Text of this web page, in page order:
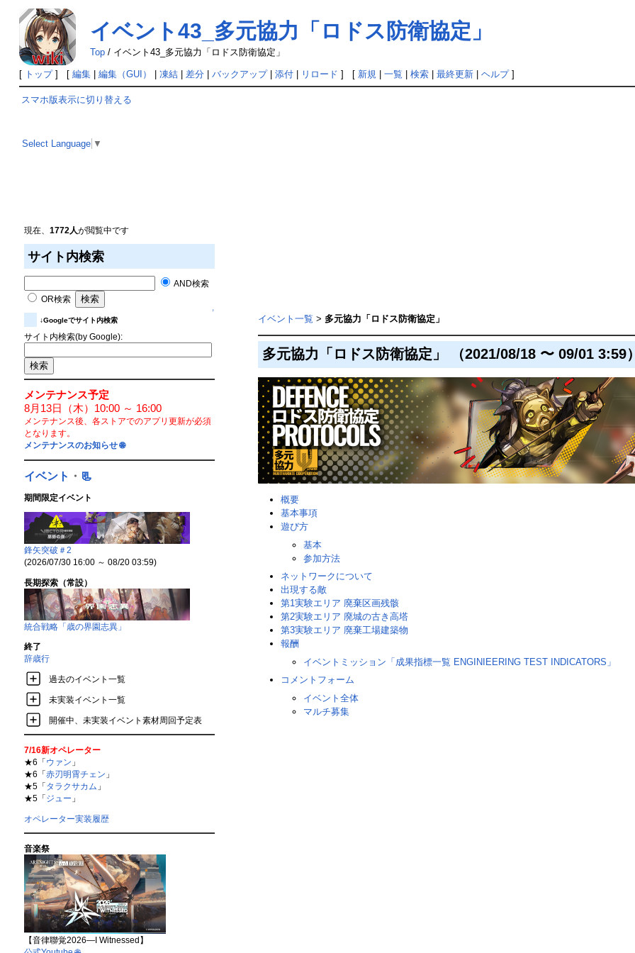
イベント43_多元協力「ロドス防衛協定」
Top/ イベント43_多元協力「ロドス防衛協定」
[ トップ] [ 編集| 編集（GUI） 凍結| 差分| バックアップ| 添付| リロード ] [ 新規| 一覧 検索| 最終更新| ヘルプ]
スマホ版表示に切り替える
Select Language ▼
現在、 1772人が閲覧中です
サイト内検索
AND検索
OR検索
↑
↓Googleでサイト内検索
サイト内検索(by Google):
メンテナンス予定
8月13日（木）10:00 ～ 16:00
メンテナンス後、各ストアでのアプリ更新が必須
となります。
メンテナンスのお知らせ🌐
イベント ・ 📃
期間限定イベント
鋒矢突破＃2
(2026/07/30 16:00 ～ 08/20 03:59)
長期探索（常設）
統合戦略「歳の界園志異」
終了
辞歳行
過去のイベント一覧
未実装イベント一覧
開催中、未実装イベント素材周回予定表
7/16新オペレーター
★6「ウァン 」
★6「赤刃明霄チェン 」
★5「タラクサカム 」
★5「ジュー 」
オペレーター実装履歴
音楽祭
【音律聯覚2026—I Witnessed】
イベント一覧 > 多元協力「ロドス防衛協定」
多元協力「ロドス防衛協定」 （2021/08/18 〜 09/01 3:59
概要
基本事項
遊び方
基本
参加方法
ネットワークについて
出現する敵
第1実験エリア 廃棄区画残骸
第2実験エリア 廃城の古き高塔
第3実験エリア 廃棄工場建築物
報酬
イベントミッション「成果指標一覧 ENGINIEERING TEST INDICATORS」
コメントフォーム
イベント全体
マルチ募集